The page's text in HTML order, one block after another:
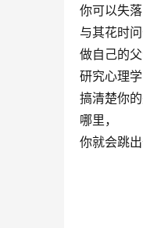
你可以失
与其花时
做自己的
研究心理
搞清楚你
哪里，
你就会跳